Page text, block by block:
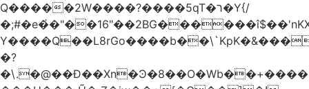
Q�����2W����?����5qT�ר�Y{/
�?